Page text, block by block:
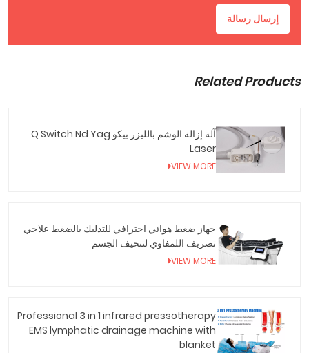
إرسال رسالة
Related Products
آلة إزالة الوشم بالليزر بيكو Q Switch Nd Yag
Laser
VIEW MORE
جهاز ضغط هوائي احترافي للتدليك بالضغط علاجي
تصريف اللمفاوي لتنحيف الجسم
VIEW MORE
Professional 3 in 1 infrared pressotherapy
EMS lymphatic drainage machine with
blanket